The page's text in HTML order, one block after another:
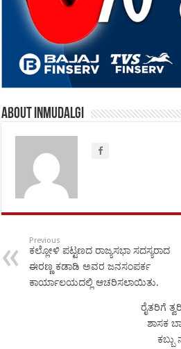
About inmudalgi
Previous
ಕಲ್ಲೋಳಿ ಪಟ್ಟಣದ ರಾಜ್ಯಸಭಾ ಸದಸ್ಯರಾದ
ಈರಣ್ಣ ಕಡಾಡಿ ಅವರ ಜನಸಂಪರ್ಕ
ಕಾರ್ಯಾಲಯದಲ್ಲಿ ಆಚರಿಸಲಾಯಿತು.
ರೈತರಿಗೆ
ಶಾಸಕ